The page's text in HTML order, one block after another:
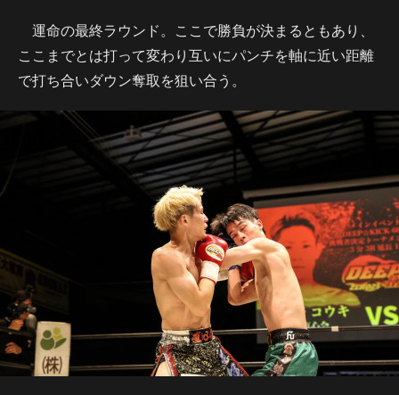
運命の最終ラウンド。ここで勝負が決まるともあり、
ここまでとは打って変わり互いにパンチを軸に近い距離
で打ち合いダウン奪取を狙い合う。